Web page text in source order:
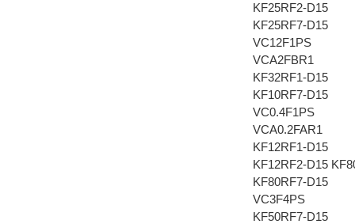
KF25RF2-D15
KF25RF7-D15
VC12F1PS
VCA2FBR1
KF32RF1-D15
KF10RF7-D15
VC0.4F1PS
VCA0.2FAR1
KF12RF1-D15
KF12RF2-D15
KF80RF7-D15
VC3F4PS
KF50RF7-D15